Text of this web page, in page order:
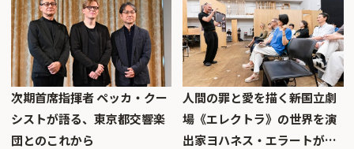
次期首席指揮者 ペッカ・クー
シストが語る、東京都交響楽
団とのこれから
人間の罪と愛を描く――新国立劇
場《エレクトラ》の世界を演
出家ヨハネス・エラートが…